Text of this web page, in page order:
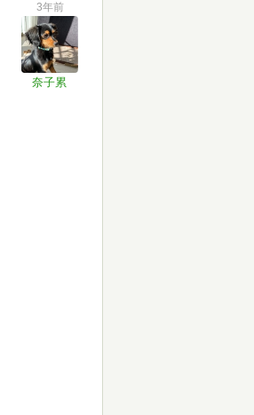
3年前
奈子累